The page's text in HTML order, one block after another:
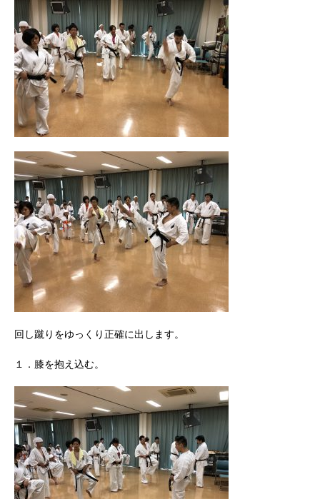
回し蹴りをゆっくり正確に出します。
１．膝を抱え込む。